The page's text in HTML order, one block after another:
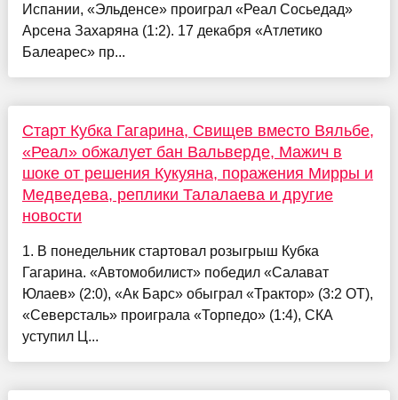
Испании, «Эльденсе» проиграл «Реал Сосьедад»
Арсена Захаряна (1:2). 17 декабря «Атлетико
Балеарес» пр...
Старт Кубка Гагарина, Свищев вместо Вяльбе,
«Реал» обжалует бан Вальверде, Мажич в
шоке от решения Кукуяна, поражения Мирры и
Медведева, реплики Талалаева и другие
новости
1. В понедельник стартовал розыгрыш Кубка
Гагарина. «Автомобилист» победил «Салават
Юлаев» (2:0), «Ак Барс» обыграл «Трактор» (3:2 ОТ),
«Северсталь» проиграла «Торпедо» (1:4), СКА
уступил Ц...